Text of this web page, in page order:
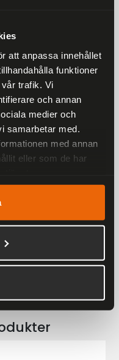
att anpassa innehållet
funktioner
trafik. Vi
och annan
medier och
samarbetar med.
med annan
eller som de har
15” bärbar dator
vid
synlighet
tittat på